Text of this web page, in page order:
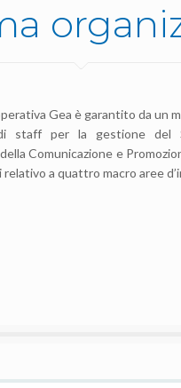
Gea è garantito da un
staff per la gestione del
Comunicazione e
a quattro macro aree